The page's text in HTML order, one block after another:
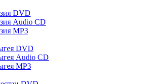
DVD
Audio CD
MP3
DVD
Audio CD
MP3